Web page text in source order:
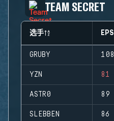
TEAM SECRET
选手 EPS
GRUBY 108
YZN 81
ASTR0 89
SLEBBEN 86